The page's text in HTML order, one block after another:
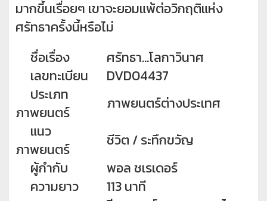
มากขึ้นเรื่อยๆ เขาจะยอมแพ้ต่อวิกฤติแห่ง
ศรัทธาครั้งนี้หรือไม่
ชื่อเรื่อง
ศรัทธา...โลกาวินาศ
เลขทะเบียน
DVD04437
ประเภท
ภาพยนตร์
ภาพยนตร์ต่างประเทศ
แนว
ภาพยนตร์
ชีวิต / ระทึกขวัญ
ผู้กำกับ
พอล ชเรเดอร์
ความยาว
113 นาที